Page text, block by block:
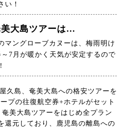
い！
大島ツアーは…
マングローブカヌーは、梅雨明け
7月が暖かく天気が安定するので
久島、奄美大島への格安ツアーを
プの往復航空券+ホテルがセット
美大島ツアーをはじめ全プラン
還元しており、鹿児島の離島への